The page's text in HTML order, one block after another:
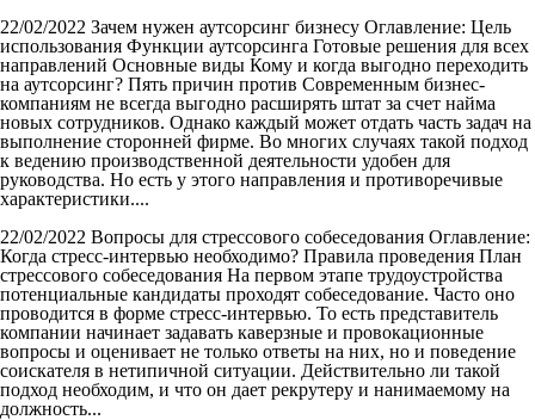
22/02/2022 Зачем нужен аутсорсинг бизнесу Оглавление: Цель
использования Функции аутсорсинга Готовые решения для всех
направлений Основные виды Кому и когда выгодно переходить
на аутсорсинг? Пять причин против Современным бизнес-
компаниям не всегда выгодно расширять штат за счет найма
новых сотрудников. Однако каждый может отдать часть задач на
выполнение сторонней фирме. Во многих случаях такой подход
к ведению производственной деятельности удобен для
руководства. Но есть у этого направления и противоречивые
характеристики....
22/02/2022 Вопросы для стрессового собеседования Оглавление:
Когда стресс-интервью необходимо? Правила проведения План
стрессового собеседования На первом этапе трудоустройства
потенциальные кандидаты проходят собеседование. Часто оно
проводится в форме стресс-интервью. То есть представитель
компании начинает задавать каверзные и провокационные
вопросы и оценивает не только ответы на них, но и поведение
соискателя в нетипичной ситуации. Действительно ли такой
подход необходим, и что он дает рекрутеру и нанимаемому на
должность...